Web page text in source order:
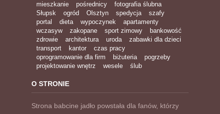
mieszkanie
pośrednicy
fotografia ślubna
Słupsk
ogród Olsztyn spedycja
szafy
portal
dieta wypoczynek
apartamenty
wczasyw
zakopane sport zimowy
bankowość
zdrowie
architektura uroda
zabawki dla dzieci
transport
kantor
czas pracy
oprogramowanie dla firm
biżuteria
pogrzeby
projektowanie wnętrz
wesele ślub
O STRONIE
Strona babcine jadło powstała dla fanów, którzy